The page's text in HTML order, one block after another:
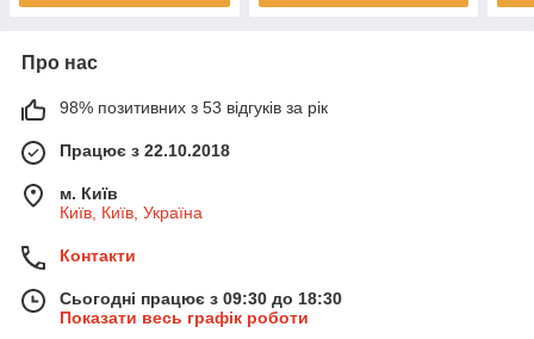
Про нас
98% позитивних з 53 відгуків за рік
Працює з 22.10.2018
м. Київ
Київ, Київ, Україна
Контакти
Сьогодні працює з 09:30 до 18:30
Показати весь графік роботи